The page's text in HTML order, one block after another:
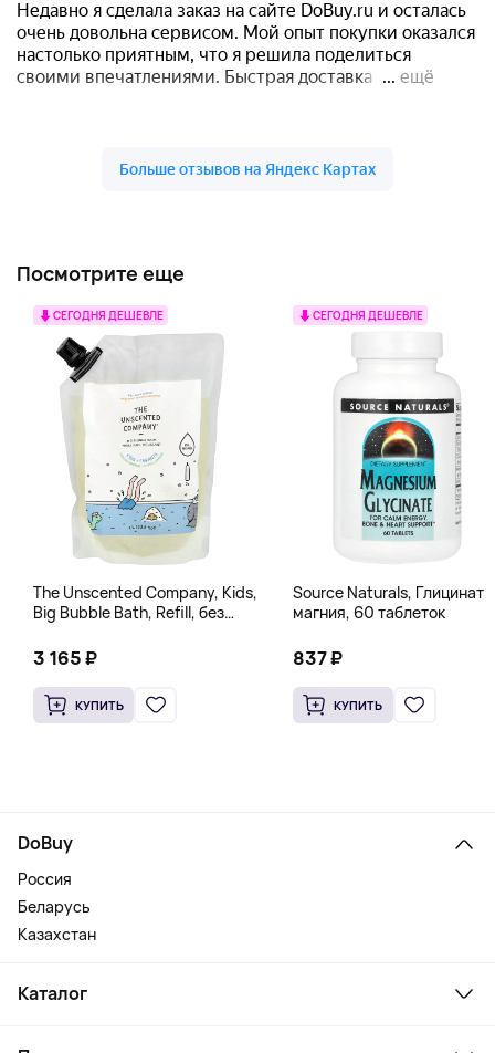
Посмотрите еще
СЕГОДНЯ ДЕШЕВЛЕ
The Unscented Company, Kids,
Big Bubble Bath, Refill, без
Унции)
3 165 ₽
КУПИТЬ
СЕГОДНЯ ДЕШЕВЛЕ
Source Naturals, Глицинат
магния, 60 таблеток
837 ₽
КУПИТЬ
DoBuy
Россия
Беларусь
Казахстан
Каталог